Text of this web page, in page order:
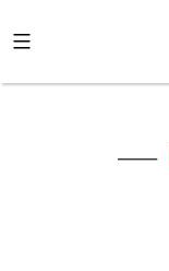
to
content
——